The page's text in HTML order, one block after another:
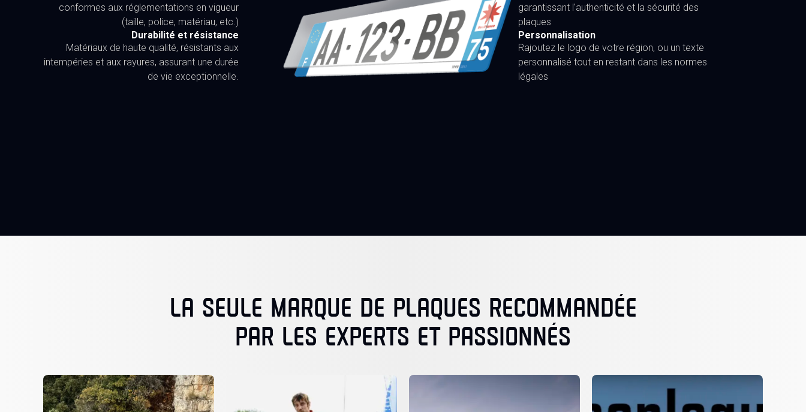
conformes aux réglementations en vigueur
(taille, police, matériau, etc.)
Durabilité et résistance
Matériaux de haute qualité, résistants aux
intempéries et aux rayures, assurant une durée
de vie exceptionnelle.
garantissant l'authenticité et la sécurité des
plaques
Personnalisation
Rajoutez le logo de votre région, ou un texte
personnalisé tout en restant dans les normes
légales
LA SEULE MARQUE DE PLAQUES RECOMMANDÉE
PAR LES EXPERTS ET PASSIONNÉS